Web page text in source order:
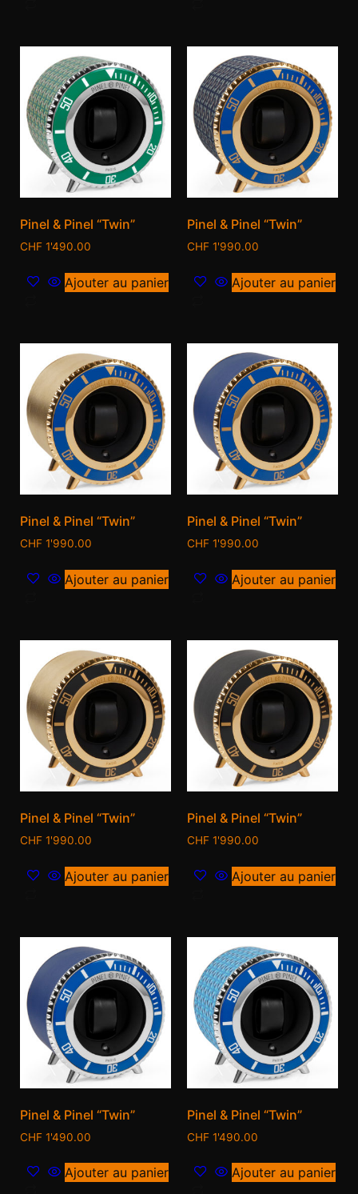
Pinel & Pinel “Twin”
CHF 1'490.00
Ajouter au panier
Pinel & Pinel “Twin”
CHF 1'990.00
Ajouter au panier
Pinel & Pinel “Twin”
CHF 1'990.00
Ajouter au panier
Pinel & Pinel “Twin”
CHF 1'990.00
Ajouter au panier
Pinel & Pinel “Twin”
CHF 1'990.00
Ajouter au panier
Pinel & Pinel “Twin”
CHF 1'990.00
Ajouter au panier
Pinel & Pinel “Twin”
CHF 1'490.00
Ajouter au panier
Pinel & Pinel “Twin”
CHF 1'490.00
Ajouter au panier